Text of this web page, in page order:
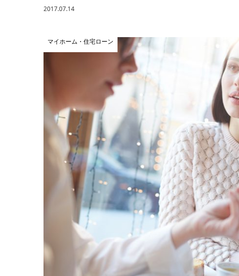
2017.07.14
マイホーム・住宅ローン